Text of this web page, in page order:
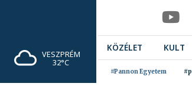
VESZPRÉM
32°C
KÖZÉLET KULT
#Pannon Egyetem